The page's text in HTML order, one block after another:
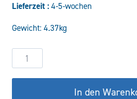
138,00 €
Lieferzeit : 4-5-wochen
Gewicht: 4.37kg
Hydraulikzylinder
DW40/20-
300
In den